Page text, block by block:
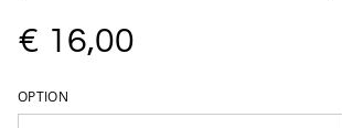
€ 16,00
OPTION